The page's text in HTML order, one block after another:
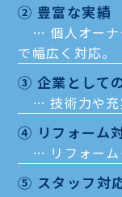
② 豊富な実績
… 個人オーナ
で幅広く対応。
③ 企業として
… 技術力や充
④ リフォーム
… リフォーム
⑤ スタッフ対